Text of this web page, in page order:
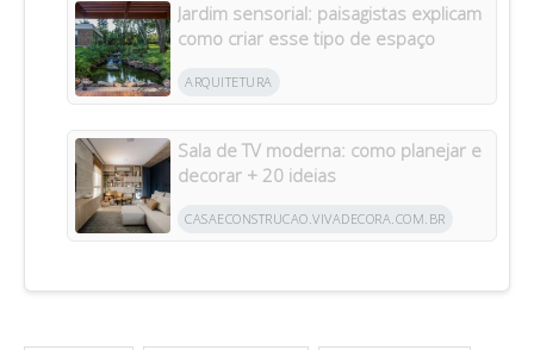
Jardim sensorial: paisagistas explicam
como criar esse tipo de espaço
ARQUITETURA
Sala de TV moderna: como planejar e
decorar + 20 ideias
CASAECONSTRUCAO.VIVADECORA.COM.BR